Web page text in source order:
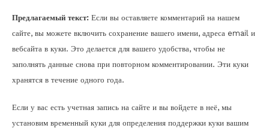
Предлагаемый текст: Если вы оставляете комментарий на нашем
сайте, вы можете включить сохранение вашего имени, адреса email и
вебсайта в куки. Это делается для вашего удобства, чтобы не
заполнять данные снова при повторном комментировании. Эти куки
хранятся в течение одного года.
Если у вас есть учетная запись на сайте и вы войдете в неё, мы
установим временный куки для определения поддержки куки вашим